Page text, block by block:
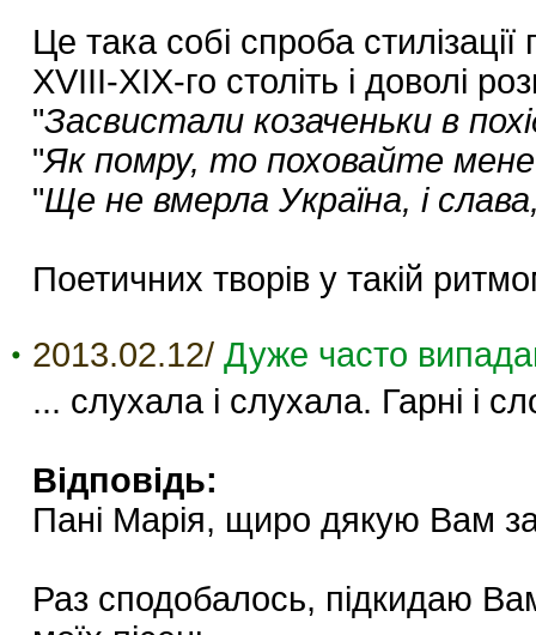
Це така собі спроба
XVIII-XIX-го століть і доволі
"Засвистали козаченьки в
"Як помру, то поховайте мене
"Ще не вмерла Україна, і
Поетичних творів у такій
2013.02.12/ Дуже часто
... слухала і слухала. Гарні і
Відповідь:
Пані Марія, щиро дякую Вам
Раз сподобалось, підкидаю Вам